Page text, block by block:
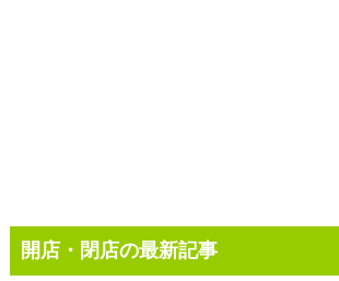
開店・閉店の最新記事